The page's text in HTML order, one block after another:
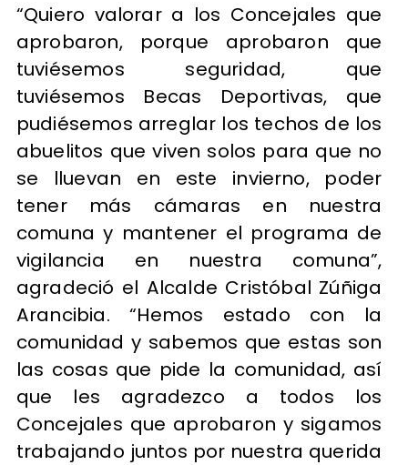
“Quiero valorar a los Concejales que
aprobaron, porque aprobaron que
tuviésemos seguridad, que
tuviésemos Becas Deportivas, que
pudiésemos arreglar los techos de los
abuelitos que viven solos para que no
se lluevan en este invierno, poder
tener más cámaras en nuestra
comuna y mantener el programa de
vigilancia en nuestra comuna”,
agradeció el Alcalde Cristóbal Zúñiga
Arancibia. “Hemos estado con la
comunidad y sabemos que estas son
las cosas que pide la comunidad, así
que les agradezco a todos los
Concejales que aprobaron y sigamos
trabajando juntos por nuestra querida